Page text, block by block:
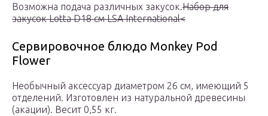
Возможна подача различных закусок.Набор для
закусок Lotta D18 см LSA International<
Сервировочное блюдо Monkey Pod
Flower
Необычный аксессуар диаметром 26 см, имеющий 5
отделений. Изготовлен из натуральной древесины
(акации). Весит 0,55 кг.